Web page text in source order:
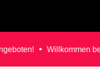
Willkommen bei